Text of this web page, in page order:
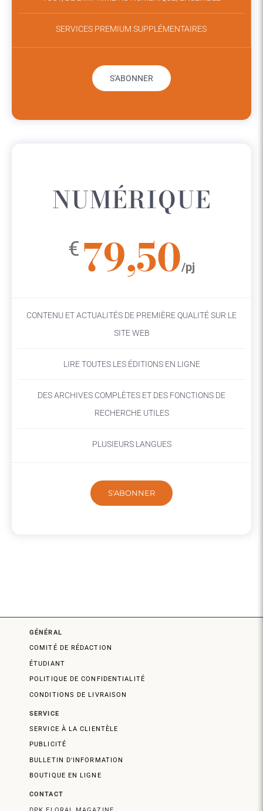
SERVICES PREMIUM SUPPLÉMENTAIRES
S'ABONNER
NUMÉRIQUE
€ 79,50/pj
CONTENU ET ACTUALITÉS DE PREMIÈRE QUALITÉ SUR LE
SITE WEB
LIRE TOUTES LES ÉDITIONS EN LIGNE
DES ARCHIVES COMPLÈTES ET DES FONCTIONS DE
RECHERCHE UTILES
PLUSIEURS LANGUES
S'ABONNER
GÉNÉRAL
COMITÉ DE RÉDACTION
ÉTUDIANT
POLITIQUE DE CONFIDENTIALITÉ
CONDITIONS DE LIVRAISON
SERVICE
SERVICE À LA CLIENTÈLE
PUBLICITÉ
BULLETIN D'INFORMATION
BOUTIQUE EN LIGNE
CONTACT